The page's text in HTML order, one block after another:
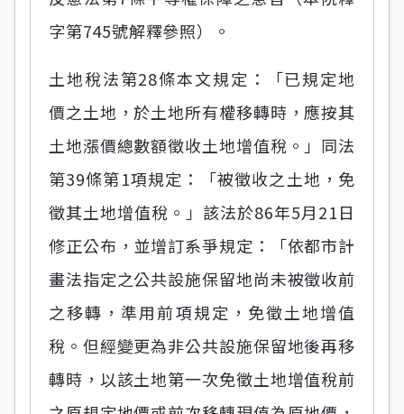
字第745號解釋參照）。
土地稅法第28條本文規定：「已規定地
價之土地，於土地所有權移轉時，應按其
土地漲價總數額徵收土地增值稅。」同法
第39條第1項規定：「被徵收之土地，免
徵其土地增值稅。」該法於86年5月21日
修正公布，並增訂系爭規定：「依都市計
畫法指定之公共設施保留地尚未被徵收前
之移轉，準用前項規定，免徵土地增值
稅。但經變更為非公共設施保留地後再移
轉時，以該土地第一次免徵土地增值稅前